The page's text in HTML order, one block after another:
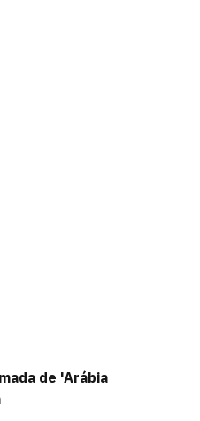
de 'Arábia